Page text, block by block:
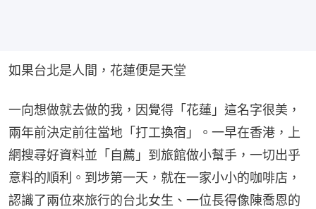
如果台北是人間，花蓮便是天堂
一向想做就去做的我，因覺得「花蓮」這名字很美，
兩年前決定前往當地「打工換宿」。一早在香港，上
網搜尋好資料並「自薦」到旅館做小幫手，一切出乎
意料的順利。到埗第一天，就在一家小小的咖啡店，
認識了兩位來旅行的台北女生、一位長得像陳喬恩的